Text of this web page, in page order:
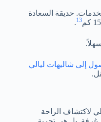
حديقة السعادة
13
.
إلى شاليهات ليالي
لاكتشاف الراحة